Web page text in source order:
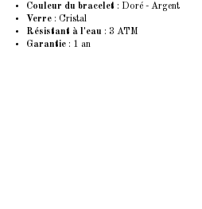
Couleur du bracelet : Doré - Argent
Verre : Cristal
Résistant à l'eau : 3 ATM
Garantie : 1 an